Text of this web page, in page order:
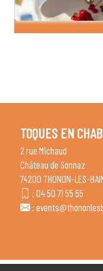
TOQUES EN
2 rue Michaud
Château de Sonnaz
74200 THONON-LES-
: 04 50 71 55 55
: